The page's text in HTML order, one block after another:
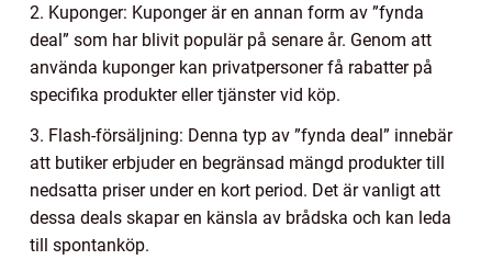
2. Kuponger: Kuponger är en annan form av ”fynda
deal” som har blivit populär på senare år. Genom att
använda kuponger kan privatpersoner få rabatter på
specifika produkter eller tjänster vid köp.
3. Flash-försäljning: Denna typ av ”fynda deal” innebär
att butiker erbjuder en begränsad mängd produkter till
nedsatta priser under en kort period. Det är vanligt att
dessa deals skapar en känsla av brådska och kan leda
till spontanköp.